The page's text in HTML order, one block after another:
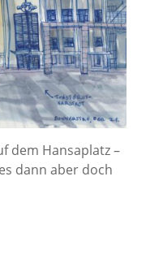
dem Hansaplatz –
dann aber doch